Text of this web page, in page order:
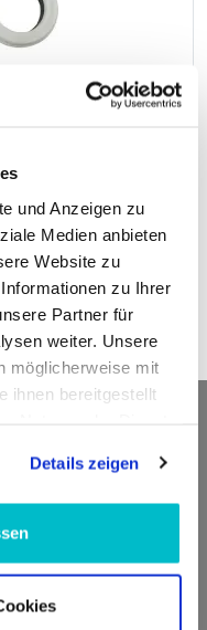
und Anzeigen zu
Medien anbieten
Website zu
zu Ihrer
Partner für
weiter. Unsere
möglicherweise mit
ihnen bereitgestellt
Details zeigen
36,91 €